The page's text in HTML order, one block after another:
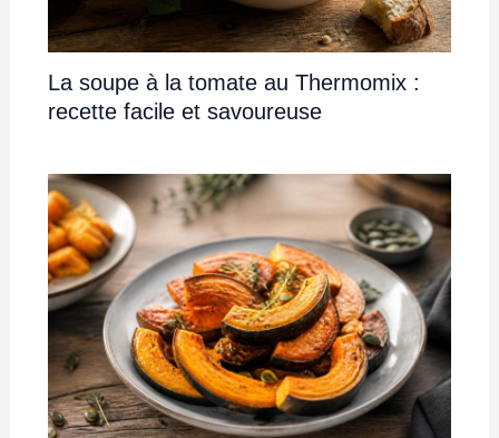
La soupe à la tomate au Thermomix :
recette facile et savoureuse